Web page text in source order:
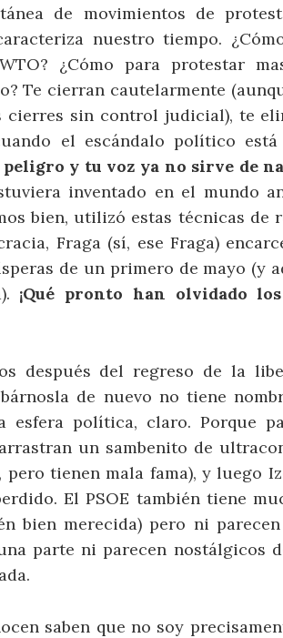
de movimientos de
nuestro tiempo.
¿Cómo para protestar
Te cierran cautelarmente
cierres sin control judicial), te
el escándalo político
peligro y tu voz ya no sirve de
inventado en el mundo
bien, utilizó estas técnicas de
Fraga (sí, ese Fraga)
de un primero de mayo (y
¡Qué pronto han olvidado
después del regreso de la
de nuevo no tiene
esfera política, claro. Porque
un sambenito de
pero tienen mala fama), y luego
El PSOE también tiene
bien merecida) pero ni
parte ni parecen nostálgicos
saben que no soy